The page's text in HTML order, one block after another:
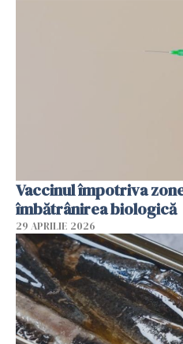
Vaccinul împotriva
îmbătrânirea biologică
29 APRILIE 2026